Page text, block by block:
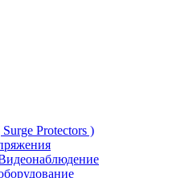
Protectors )